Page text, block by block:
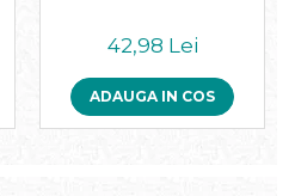
42,98 Lei
ADAUGA IN COS